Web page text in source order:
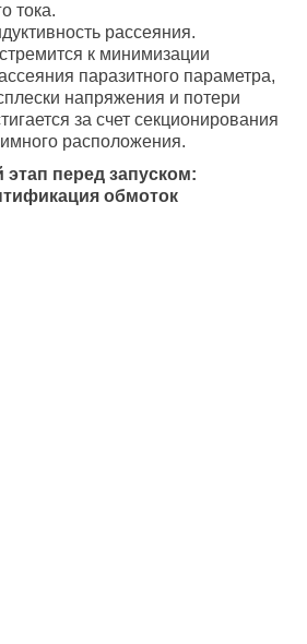
тока.
рассеяния.
к минимизации
паразитного параметра,
напряжения и потери
за счет секционирования
расположения.
перед запуском:
обмоток